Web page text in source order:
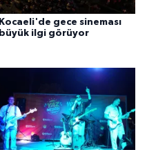
Kocaeli'de gece sineması
büyük ilgi görüyor